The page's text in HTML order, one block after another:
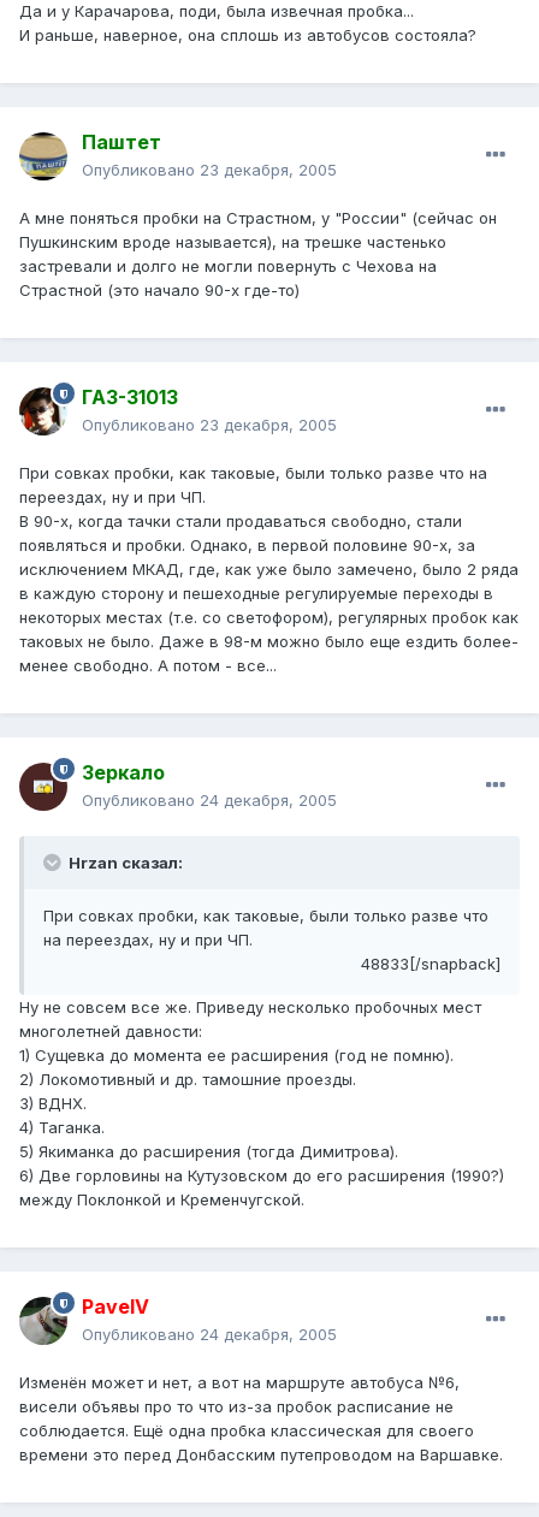
Да и у Карачарова, поди, была извечная пробка...
И раньше, наверное, она сплошь из автобусов состояла?
Паштет
Опубликовано 23 декабря, 2005
А мне поняться пробки на Страстном, у "России" (сейчас он
Пушкинским вроде называется), на трешке частенько
застревали и долго не могли повернуть с Чехова на
Страстной (это начало 90-х где-то)
ГАЗ-31013
Опубликовано 23 декабря, 2005
При совках пробки, как таковые, были только разве что на
переездах, ну и при ЧП.
В 90-х, когда тачки стали продаваться свободно, стали
появляться и пробки. Однако, в первой половине 90-х, за
исключением МКАД, где, как уже было замечено, было 2 ряда
в каждую сторону и пешеходные регулируемые переходы в
некоторых местах (т.е. со светофором), регулярных пробок как
таковых не было. Даже в 98-м можно было еще ездить более-
менее свободно. А потом - все...
Зеркало
Опубликовано 24 декабря, 2005
Hrzan сказал:
При совках пробки, как таковые, были только разве что
на переездах, ну и при ЧП.
48833[/snapback]
Ну не совсем все же. Приведу несколько пробочных мест
многолетней давности:
1) Сущевка до момента ее расширения (год не помню).
2) Локомотивный и др. тамошние проезды.
3) ВДНХ.
4) Таганка.
5) Якиманка до расширения (тогда Димитрова).
6) Две горловины на Кутузовском до его расширения (1990?)
между Поклонкой и Кременчугской.
PavelV
Опубликовано 24 декабря, 2005
Изменён может и нет, а вот на маршруте автобуса №6,
висели объявы про то что из-за пробок расписание не
соблюдается. Ещё одна пробка классическая для своего
времени это перед Донбасским путепроводом на Варшавке.